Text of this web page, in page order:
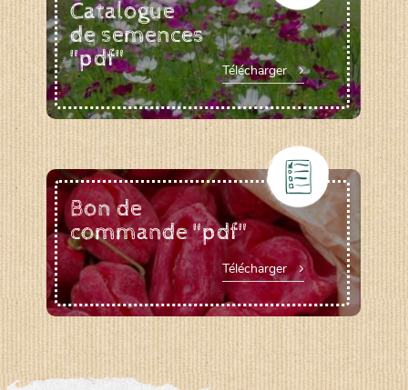
Catalogue
de semences
"pdf"
Télécharger
Bon de
commande "pdf"
Télécharger